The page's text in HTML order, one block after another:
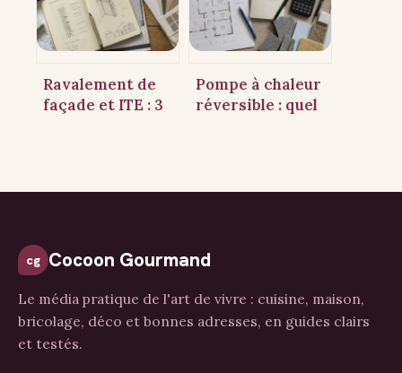
appartement
sans travaux
Ravalement de
façade et ITE : 3
Pompe à chaleur
réversible : quel
logement ?
cg Cocoon Gourmand
Le média pratique de l'art de vivre : cuisine, maison,
bricolage, déco et bonnes adresses, en guides clairs
et testés.